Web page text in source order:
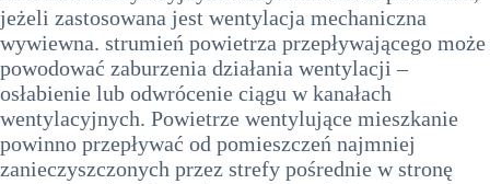
jeżeli zastosowana jest wentylacja mechaniczna
wywiewna. strumień powietrza przepływającego może
powodować zaburzenia działania wentylacji –
osłabienie lub odwrócenie ciągu w kanałach
wentylacyjnych. Powietrze wentylujące mieszkanie
powinno przepływać od pomieszczeń najmniej
zanieczyszczonych przez strefy pośrednie w stronę